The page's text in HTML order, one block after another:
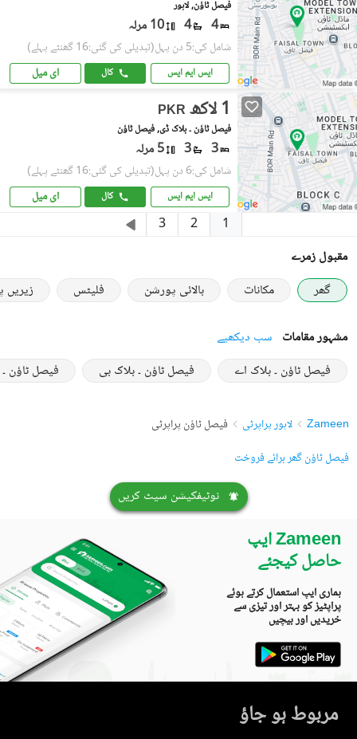
فیصل ٹاؤن, لاہور
4
4 10 مرلہ
شامل کی:5 دن پہل (تبدیلی کی گئی:16 گھنٹے پہلے)
ایس ایم ایس کال ای میل
PKR 1 لاکھ
فیصل ٹاؤن ۔ بلاک ڈی, فیصل ٹاؤن
3
3 5 مرلہ
شامل کی:6 دن پہل (تبدیلی کی گئی:16 گھنٹے پہلے)
ایس ایم ایس کال ای میل
1
2
3
مقبول زمرے
گھر
مکانات بالائی پورشن فلیٹس
مشہور مقامات سب دیکھیے
فیصل ٹاؤن ۔ بلاک اے
فیصل ٹاؤن ۔ بلاک بی فیصل ٹاؤن
Zameen لاہور پراپرٹی
فیصل ٹاؤن پراپرٹی
فیصل ٹاؤن گھر برائے فروخت
نوٹیفکیشن سیٹ کریں
Zameen ایپ
حاصل کیجئے
ہماری ایپ استعمال کرتے ہوئے
پراپٹیز کو بہتر اور تیزی سے
خریدیں اور بیچیں
مربوط ہو جاؤ